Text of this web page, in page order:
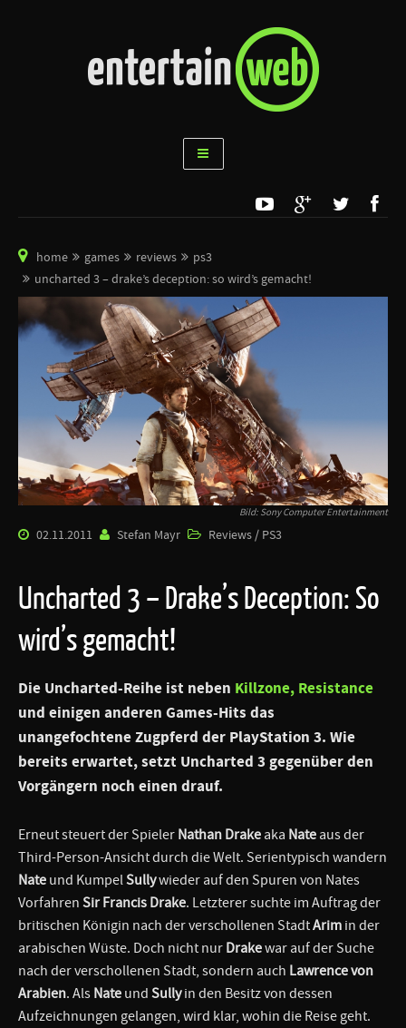
home games reviews
ps3
uncharted 3 – drake’s deception: so wird’s gemacht!
Bild: Sony Computer Entertainment
02.11.2011 Stefan Mayr Reviews / PS3
Uncharted 3 – Drake’s Deception: So
wird’s gemacht!
Die Uncharted-Reihe ist neben Killzone, Resistance
und einigen anderen Games-Hits das
unangefochtene Zugpferd der PlayStation 3. Wie
bereits erwartet, setzt Uncharted 3 gegenüber den
Vorgängern noch einen drauf.
Erneut steuert der Spieler Nathan Drake aka Nate aus der
Third-Person-Ansicht durch die Welt. Serientypisch wandern
Nate und KumpelSullywieder auf den Spuren von Nates
Vorfahren Sir Francis Drake. Letzterer suchte im Auftrag der
britischen Königin nach der verschollenen StadtArim in der
arabischen Wüste. Doch nicht nur Drakewar auf der Suche
nach der verschollenen Stadt, sondern auch Lawrence von
Arabien. Als Nate und Sullyin den Besitz von dessen
Aufzeichnungen gelangen, wird klar, wohin die Reise geht.